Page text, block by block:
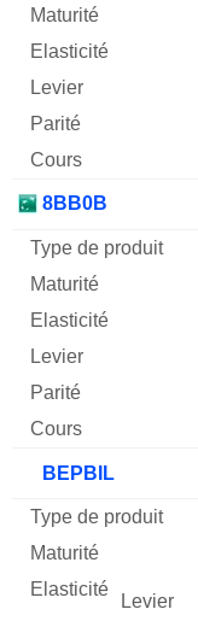
8BB0B
BEPBIL